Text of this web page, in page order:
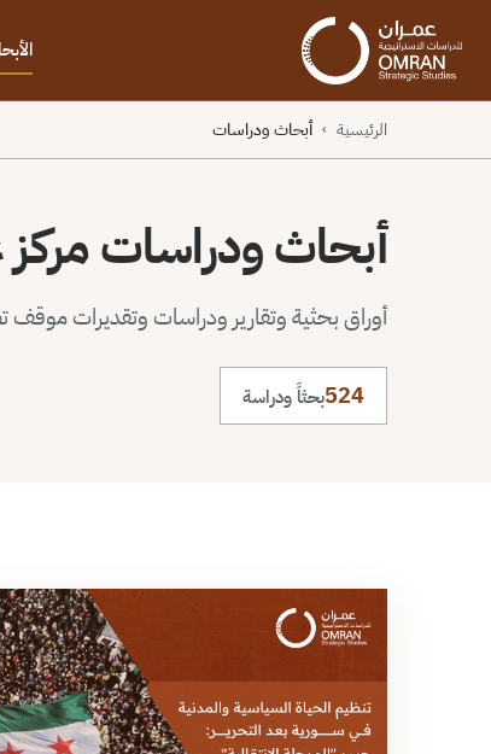
الرئيسية › أبحاث ودراسات
أبحاث ودراسات
أوراق بحثية وتقارير ودراسات وتقديرات موقف
524بحثاً ودراسة